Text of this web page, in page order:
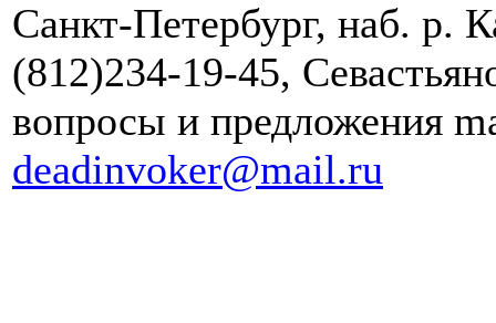
Санкт-Петербург, наб. р.
(812)234-19-45,
вопросы и предложения
deadinvoker@mail.ru